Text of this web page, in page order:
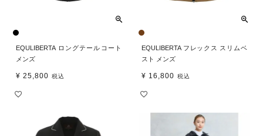
EQULIBERTA ロングテールコート
メンズ
¥ 25,800 税込
EQULIBERTA フレックス スリムベ
スト メンズ
¥ 16,800 税込